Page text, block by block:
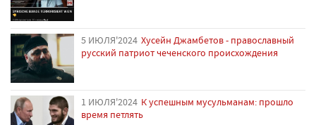
5 ИЮЛЯ'2024 Хусейн Джамбетов - православный
русский патриот чеченского происхождения
1 ИЮЛЯ'2024 К успешным мусульманам: прошло
время петлять